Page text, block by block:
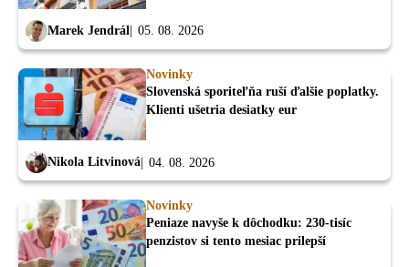
Marek Jendrál 05. 08. 2026
Novinky
Slovenská sporiteľňa ruší ďalšie poplatky.
Klienti ušetria desiatky eur
Nikola Litvinová 04. 08. 2026
Novinky
Peniaze navyše k dôchodku: 230-tisíc
penzistov si tento mesiac prilepší